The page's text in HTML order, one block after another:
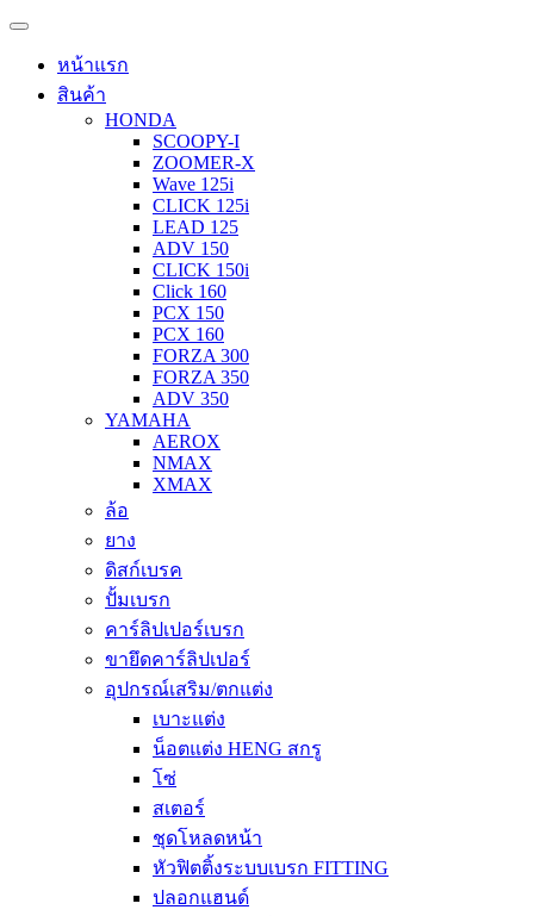
หน้าแรก
สินค้า
HONDA
SCOOPY-I
ZOOMER-X
Wave 125i
CLICK 125i
LEAD 125
ADV 150
CLICK 150i
Click 160
PCX 150
PCX 160
FORZA 300
FORZA 350
ADV 350
YAMAHA
AEROX
NMAX
XMAX
ล้อ
ยาง
ดิสก์เบรค
ปั้มเบรก
คาร์ลิปเปอร์เบรก
ขายึดคาร์ลิปเปอร์
อุปกรณ์เสริม/ตกแต่ง
เบาะแต่ง
น็อตแต่ง HENG สกรู
โซ่
สเตอร์
ชุดโหลดหน้า
หัวฟิตติ้งระบบเบรก FITTING
ปลอกแฮนด์